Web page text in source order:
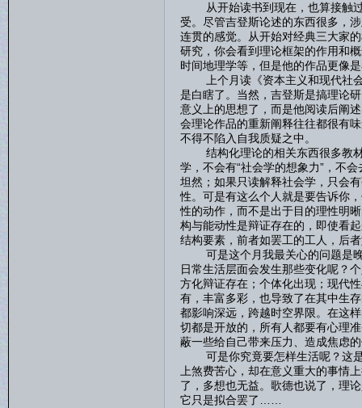
从开始读书到现在，也算接触过
受。尽管吉登斯论述的东西很多，
连贯的感觉。从开始对经典三大家
研究，你会看到理论框架的作用和
时间地理学等，但是他的作品更像
上个月读《资本主义和现代社会
是白瞎了。当然，吉登斯是搞理论
意义上的思想了，而是他阅读后阐
会理论作品的重新阐释往往都很有
不得不陷入自我质疑之中。
结构化理论的相关东西很多教材
学，不会有“社会学的想象力”，不
坦然；如果只读解释社会学，只会
性。可是有这么个人就是要告诉你
性的动作，而不是出于目的理性明
构与能动性是辩证存在的，即使看
结构要素，前者如罢工的工人，后
可是这个月我最关心的问题是晚
日常生活层面会发生那些变化呢？
方化辩证存在；个体化出现；现代
有，丰富多彩，也导致了在其中生
都影响深远，跨越时空界限。在这
切都是开放的，所有人都要有心理
蔽一些给自己带来压力、造成焦虑
可是你究竟要怎样生活呢？这是
上煞费苦心，却在意义重大的事情
了，多想也无益。歌德也说了，理
它只是拟合罢了……